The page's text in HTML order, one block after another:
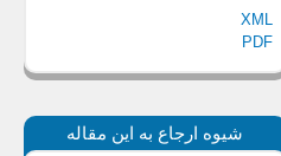
XML
PDF
شیوه ارجاع به این مقاله